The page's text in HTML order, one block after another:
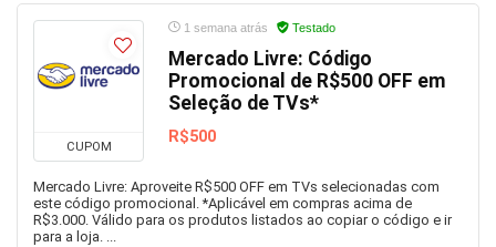
CUPOM
1 semana atrás Testado
Mercado Livre: Código
Promocional de R$500 OFF em
Seleção de TVs*
R$500
Mercado Livre: Aproveite R$500 OFF em TVs selecionadas com
este código promocional. *Aplicável em compras acima de
R$3.000. Válido para os produtos listados ao copiar o código e ir
para a loja. ...